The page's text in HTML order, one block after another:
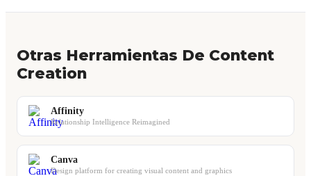
Otras Herramientas De Content
Creation
Affinity
Relationship Intelligence Reimagined
Canva
Design platform for creating visual content and graphics